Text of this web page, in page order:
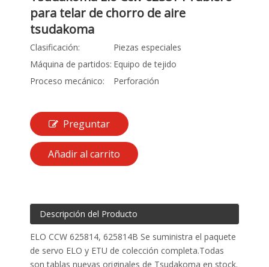
para telar de chorro de aire
tsudakoma
Clasificación:
Piezas especiales
Máquina de partidos: Equipo de tejido
Proceso mecánico:
Perforación
Preguntar
Añadir al carrito
Descripción del Producto
ELO CCW 625814, 625814B Se suministra el paquete
de servo ELO y ETU de colección completa.Todas
son tablas nuevas originales de Tsudakoma en stock.